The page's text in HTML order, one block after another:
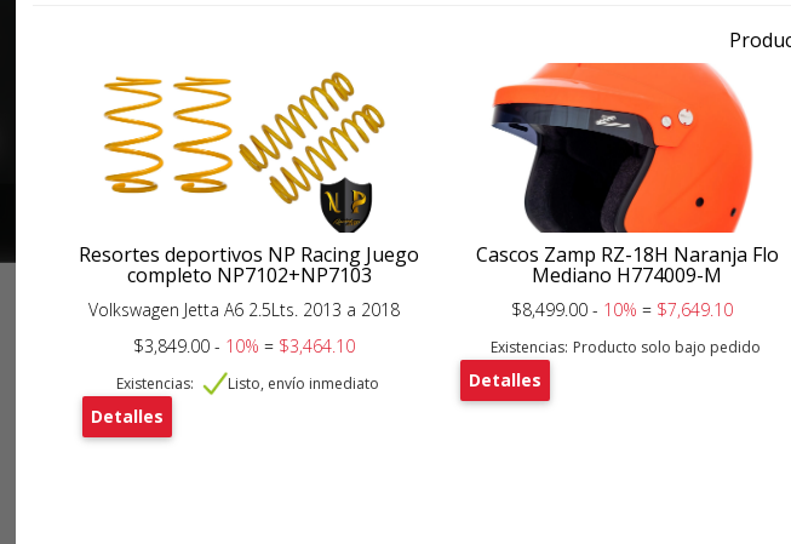
Resortes deportivos NP Racing Juego
completo NP7102+NP7103
Volkswagen Jetta A6 2.5Lts. 2013 a 2018
$3,849.00 - 10% = $3,464.10
Existencias: Listo, envío inmediato
Detalles
Cascos Zamp RZ-18H Naranja Flo
Mediano H774009-M
$8,499.00 - 10% = $7,649.10
Existencias: Producto solo bajo pedido
Detalles